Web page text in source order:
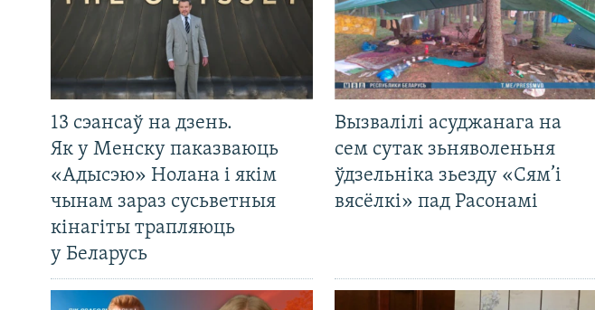
13 сэансаў на дзень.
Як у Менску паказваюць
«Адысэю» Нолана і якім
чынам зараз сусьветныя
кінагіты трапляюць
у Беларусь
Вызвалілі асуджанага на
сем сутак зьняволеньня
ўдзельніка зьезду «Сям’і
вясёлкі» пад Расонамі